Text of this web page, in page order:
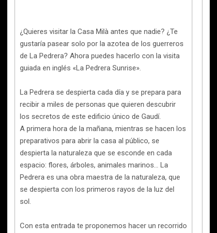
¿Quieres visitar la Casa Milà antes que nadie? ¿Te
gustaría pasear solo por la azotea de los guerreros
de La Pedrera? Ahora puedes hacerlo con la visita
guiada en inglés «La Pedrera Sunrise».
La Pedrera se despierta cada día y se prepara para
recibir a miles de personas que quieren descubrir
los secretos de este edificio único de Gaudí.
A primera hora de la mañana, mientras se hacen los
preparativos para abrir la casa al público, se
despierta la naturaleza que se esconde en cada
espacio: flores, árboles, animales marinos… La
Pedrera es una obra maestra de la naturaleza, que
se despierta con los primeros rayos de la luz del
sol.
Con esta entrada te proponemos hacer un recorrido